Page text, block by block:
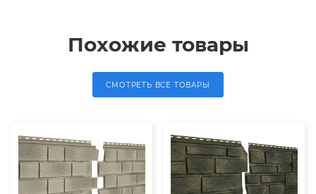
Похожие товары
СМОТРЕТЬ ВСЕ ТОВАРЫ